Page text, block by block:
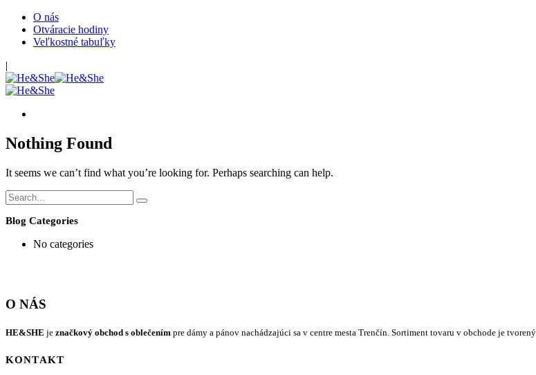
O nás
Otváracie hodiny
Veľkostné tabuľky
|
Nothing Found
It seems we can’t find what you’re looking for. Perhaps searching can help.
Blog Categories
No categories
O NÁS
HE&SHE je značkový obchod s oblečením pre dámy a pánov nachádzajúci sa v centre mesta Trenčín. Sortiment tovaru v obchode je
KONTAKT